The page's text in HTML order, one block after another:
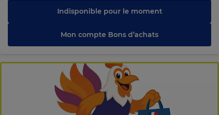
Indisponible pour le moment
Mon compte Bons d’achats